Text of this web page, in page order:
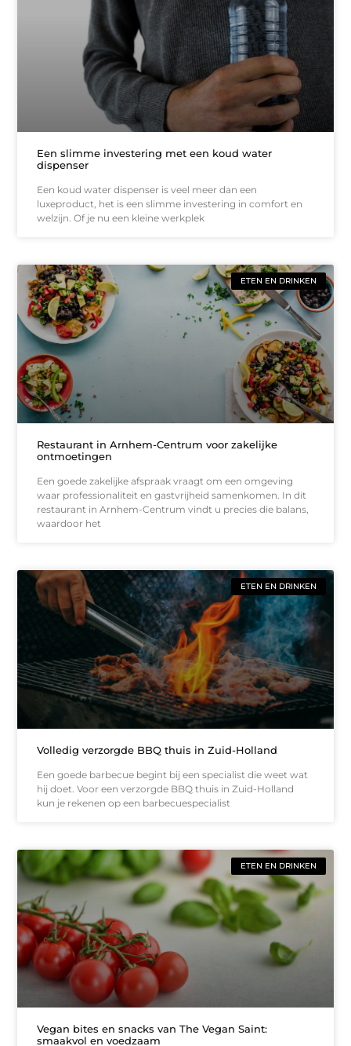
Een slimme investering met een koud water
dispenser
Een koud water dispenser is veel meer dan een
luxeproduct, het is een slimme investering in comfort en
welzijn. Of je nu een kleine werkplek
ETEN EN DRINKEN
Restaurant in Arnhem-Centrum voor zakelijke
ontmoetingen
Een goede zakelijke afspraak vraagt om een omgeving
waar professionaliteit en gastvrijheid samenkomen. In dit
restaurant in Arnhem-Centrum vindt u precies die balans,
waardoor het
ETEN EN DRINKEN
Volledig verzorgde BBQ thuis in Zuid-Holland
Een goede barbecue begint bij een specialist die weet wat
hij doet. Voor een verzorgde BBQ thuis in Zuid-Holland
kun je rekenen op een barbecuespecialist
ETEN EN DRINKEN
Vegan bites en snacks van The Vegan Saint:
smaakvol en voedzaam